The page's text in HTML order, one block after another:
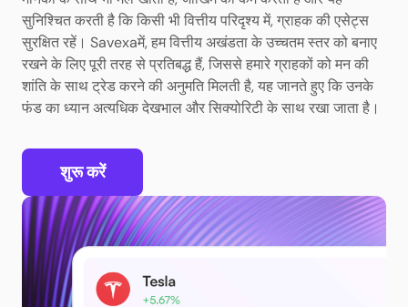
सुनिश्चित करती है कि किसी भी वित्तीय परिदृश्य में, ग्राहक की एसेट्स
सुरक्षित रहें। Savexaमें, हम वित्तीय अखंडता के उच्चतम स्तर को बनाए
रखने के लिए पूरी तरह से प्रतिबद्ध हैं, जिससे हमारे ग्राहकों को मन की
शांति के साथ ट्रेड करने की अनुमति मिलती है, यह जानते हुए कि उनके
फंड का ध्यान अत्यधिक देखभाल और सिक्योरिटी के साथ रखा जाता है।
शुरू करें